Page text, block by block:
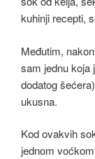
Međutim,
sam jednu koja
dodatog
ukusna.
Kod ovakvih
jednom